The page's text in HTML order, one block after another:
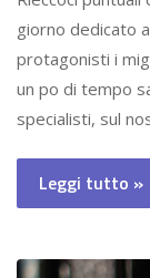
giorno dedicato
protagonisti i
un po di tempo
specialisti, sul
Leggi tutto »